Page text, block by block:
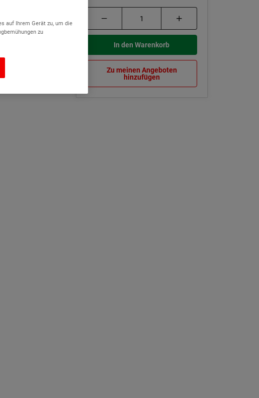
In den Warenkorb
Zu meinen Angeboten
hinzufügen
auf Ihrem Gerät zu, um die
zu